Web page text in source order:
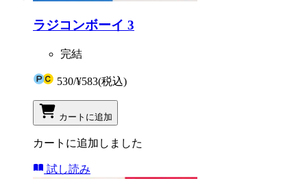
ラジコンボーイ 3
完結
530/¥583(税込)
カートに追加
カートに追加しました
試し読み